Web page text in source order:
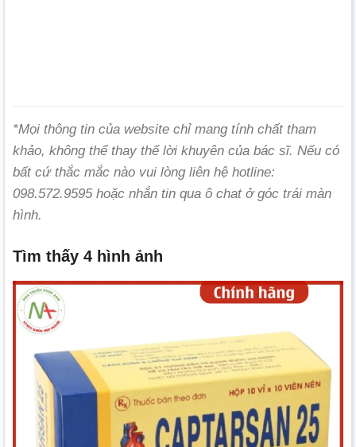
*Mọi thông tin của website chỉ mang tính chất tham
khảo, không thể thay thế lời khuyên của bác sĩ. Nếu có
bất cứ thắc mắc nào vui lòng liên hệ hotline:
098.572.9595 hoặc nhắn tin qua ô chat ở góc trái màn
hình.
Tìm thấy 4 hình ảnh